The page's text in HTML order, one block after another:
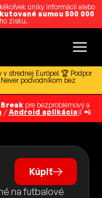
úniky informácií alebo
sumou 500 000
zisku.
strednej Európe! 🏆 Podpor
podvodníkom bez
pre bezproblémový a
/ Android aplikácia)! 📲
Kúpiť
na futbalové